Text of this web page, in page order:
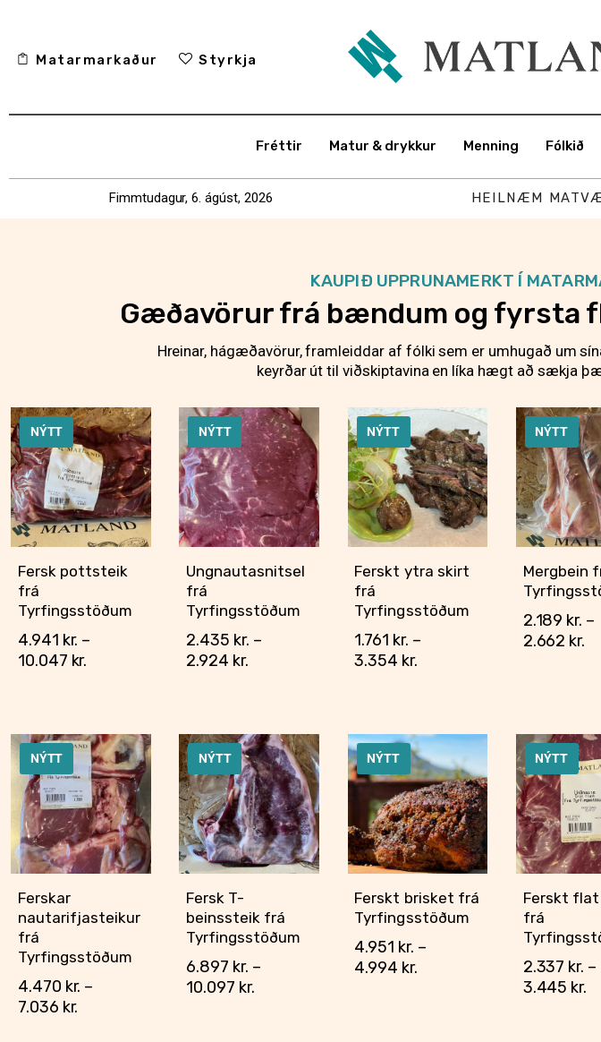
Matarmarkaður Styrkja
Fréttir Matur & drykkur Menning Fólkið
Fréttir
Matur & drykkur
Fólkið
Umhverfi
Skoðun
Matarmarkaður
Styrkja
Hafa samband
Fimmtudagur, 6. ágúst, 2026 HEILNÆM
KAUPIÐ UPPRUNAMERKT Í
Gæðavörur frá bændum og fyrsta
Hreinar, hágæðavörur, framleiddar af fólki sem er umhugað um
keyrðar út til viðskiptavina en líka hægt að sækja
NÝTT
Fersk pottsteik
frá
Tyrfingsstöðum
4.941 kr. –
10.047 kr.
NÝTT
Ungnautasnitsel
frá
Tyrfingsstöðum
2.435 kr. –
2.924 kr.
NÝTT
Ferskt ytra skirt
frá
Tyrfingsstöðum
1.761 kr. –
3.354 kr.
NÝTT
Mergbein
2.189 kr. –
2.662 kr.
NÝTT
Ferskar
nautarifjasteikur
frá
Tyrfingsstöðum
4.470 kr. –
7.036 kr.
NÝTT
Fersk T-
beinssteik frá
Tyrfingsstöðum
6.897 kr. –
10.097 kr.
NÝTT
Ferskt brisket frá
Tyrfingsstöðum
4.951 kr. –
4.994 kr.
NÝTT
Ferskt flat
frá
2.337 kr. –
3.445 kr.